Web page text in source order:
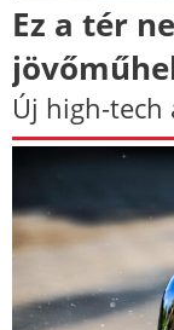
Ez a tér
Új high-